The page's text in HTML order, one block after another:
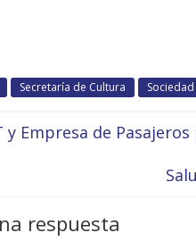
Secretaría de Cultura Sociedad
y Empresa de
respuesta